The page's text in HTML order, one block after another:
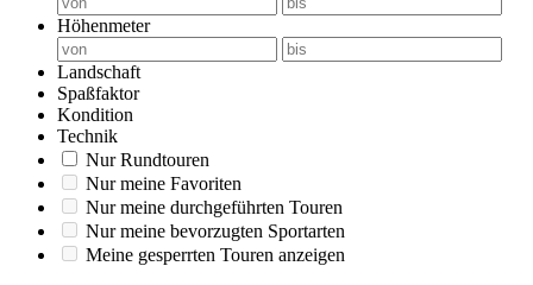
Höhenmeter
Landschaft
Spaßfaktor
Kondition
Technik
Nur Rundtouren
Nur meine Favoriten
Nur meine durchgeführten Touren
Nur meine bevorzugten Sportarten
Meine gesperrten Touren anzeigen